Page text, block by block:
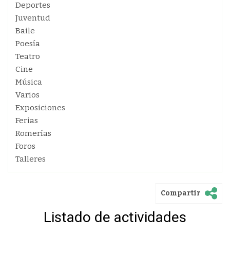
Deportes
Juventud
Baile
Poesía
Teatro
Cine
Música
Varios
Exposiciones
Ferias
Romerías
Foros
Talleres
Compartir
Listado de actividades